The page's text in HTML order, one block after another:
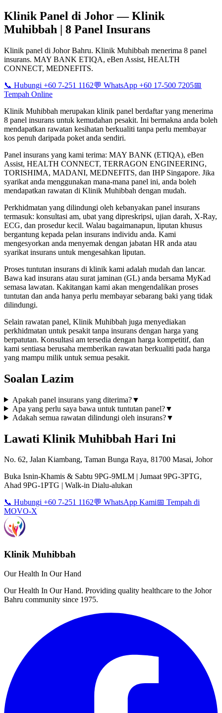
Klinik Panel di Johor — Klinik
Muhibbah | 8 Panel Insurans
Klinik panel di Johor Bahru. Klinik Muhibbah menerima 8 panel
insurans. MAY BANK ETIQA, eBen Assist, HEALTH
CONNECT, MEDNEFITS.
📞 Hubungi +60 7-251 1162💬 WhatsApp +60 17-500 7205📅
Tempah Online
Klinik Muhibbah merupakan klinik panel berdaftar yang menerima
8 panel insurans untuk kemudahan pesakit. Ini bermakna anda boleh
mendapatkan rawatan kesihatan berkualiti tanpa perlu membayar
kos penuh daripada poket anda sendiri.
Panel insurans yang kami terima: MAY BANK (ETIQA), eBen
Assist, HEALTH CONNECT, TERRAGON ENGINEERING,
TORISHIMA, MADANI, MEDNEFITS, dan IHP Singapore. Jika
syarikat anda menggunakan mana-mana panel ini, anda boleh
mendapatkan rawatan di Klinik Muhibbah dengan mudah.
Perkhidmatan yang dilindungi oleh kebanyakan panel insurans
termasuk: konsultasi am, ubat yang dipreskripsi, ujian darah, X-Ray,
ECG, dan prosedur kecil. Walau bagaimanapun, liputan khusus
bergantung kepada pelan insurans individu anda. Kami
mengesyorkan anda menyemak dengan jabatan HR anda atau
syarikat insurans untuk mengesahkan liputan.
Proses tuntutan insurans di klinik kami adalah mudah dan lancar.
Bawa kad insurans atau surat jaminan (GL) anda bersama MyKad
semasa lawatan. Kakitangan kami akan mengendalikan proses
tuntutan dan anda hanya perlu membayar sebarang baki yang tidak
dilindungi.
Selain rawatan panel, Klinik Muhibbah juga menyediakan
perkhidmatan untuk pesakit tanpa insurans dengan harga yang
berpatutan. Konsultasi am tersedia dengan harga kompetitif, dan
kami sentiasa berusaha memberikan rawatan berkualiti pada harga
yang mampu milik untuk semua pesakit.
Soalan Lazim
Apakah panel insurans yang diterima?▼
Apa yang perlu saya bawa untuk tuntutan panel?▼
Adakah semua rawatan dilindungi oleh insurans?▼
Lawati Klinik Muhibbah Hari Ini
No. 62, Jalan Kiambang, Taman Bunga Raya, 81700 Masai, Johor
Buka Isnin-Khamis & Sabtu 9PG-9MLM | Jumaat 9PG-3PTG,
Ahad 9PG-1PTG | Walk-in Dialu-alukan
📞 Hubungi +60 7-251 1162💬 WhatsApp Kami📅 Tempah di
MOVO-X
Klinik Muhibbah
Our Health In Our Hand
Our Health In Our Hand. Providing quality healthcare to the Johor
Bahru community since 1975.